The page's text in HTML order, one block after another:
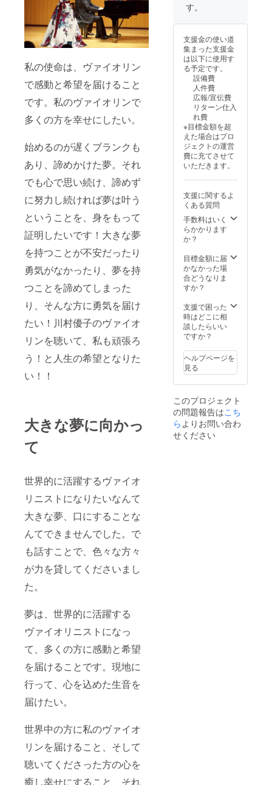
私の使命は、ヴァイオリン
で感動と希望を届けること
です。私のヴァイオリンで
多くの方を幸せにしたい。
始めるのが遅くブランクも
あり、諦めかけた夢。それ
でも心で思い続け、諦めず
に努力し続ければ夢は叶う
ということを、身をもって
証明したいです！大きな夢
を持つことが不安だったり
勇気がなかったり、夢を持
つことを諦めてしまった
り、そんな方に勇気を届け
たい！川村優子のヴァイオ
リンを聴いて、私も頑張ろ
う！と人生の希望となりた
い！！
大きな夢に向かっ
て
世界的に活躍するヴァイオ
リニストになりたいなんて
大きな夢、口にすることな
んてできませんでした。で
も話すことで、色々な方々
が力を貸してくださいまし
た。
夢は、世界的に活躍する
ヴァイオリニストになっ
て、多くの方に感動と希望
を届けることです。現地に
行って、心を込めた生音を
届けたい。
世界中の方に私のヴァイオ
リンを届けること、そして
聴いてくださった方の心を
癒し幸せにすること、それ
別途
地は名
古屋で
す） ※
本番は
お客様
を呼ん
でいた
だいて
観客で
も構い
ません
（撮影
もOKで
す）
2025年
降日時
調整に
て 演奏
時間：1
時間程
度 ※会
場費・
交通
泊費別
途 （出
発地は
名古屋
です）
す。
支援金の使い道
集まった支援金
は以下に使用す
る予定です。
設備費
人件費
広報/宣伝費
リターン仕入
れ費
※目標金額を超
えた場合はプロ
ジェクトの運営
費に充てさせて
いただきます。
支援に関するよ
くある質問
手数料はいく
らかかります
か？
目標金額に届
かなかった場
合どうなりま
すか？
支援で困った
時はどこに相
談したらいい
ですか？
ヘルプページを
見る
このプロジェクト
の問題報告はこち
らよりお問い合わ
せください